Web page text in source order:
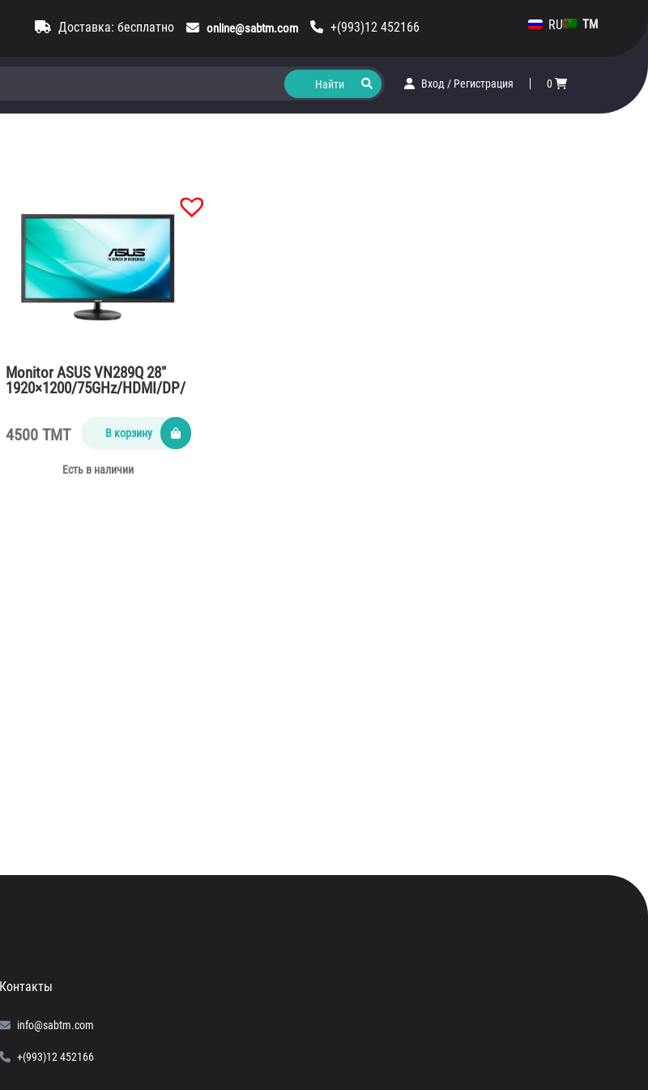
Доставка: бесплатно online@sabtm.com +(993)12 452166 RU TM
Вход / Регистрация 0
Monitor ASUS VN289Q 28″
1920×1200/75GHz/HDMI/DP/
4500 TMT В корзину
Есть в наличии
Контакты
info@sabtm.com
+(993)12 452166